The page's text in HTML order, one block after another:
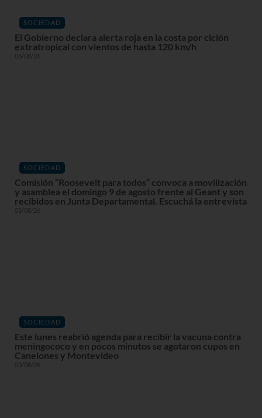
SOCIEDAD
El Gobierno declara alerta roja en la costa por ciclón
extratropical con vientos de hasta 120 km/h
06/08/26
SOCIEDAD
Comisión “Roosevelt para todos” convoca a movilización
y asamblea el domingo 9 de agosto frente al Geant y son
recibidos en Junta Departamental. Escuchá la entrevista
05/08/26
SOCIEDAD
Este lunes reabrió agenda para recibir la vacuna contra
meningococo y en pocos minutos se agotaron cupos en
Canelones y Montevideo
03/08/26